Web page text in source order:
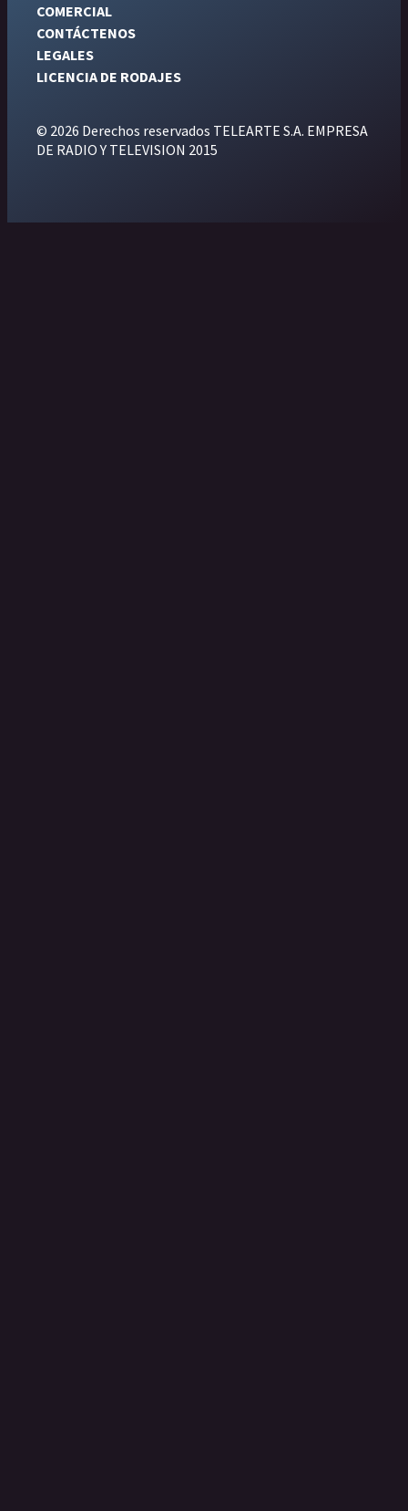
COMERCIAL
CONTÁCTENOS
LEGALES
LICENCIA DE RODAJES
© 2026 Derechos reservados TELEARTE S.A. EMPRESA
DE RADIO Y TELEVISION 2015